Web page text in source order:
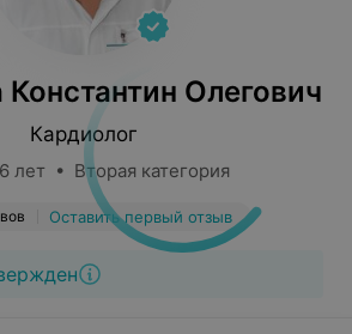
Олегович
Кардиолог
лет • Вторая категория
Оставить первый отзыв